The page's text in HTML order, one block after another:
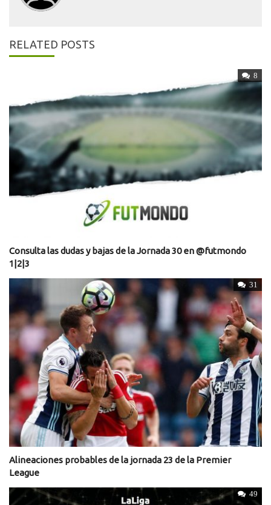
RELATED POSTS
8
Consulta las dudas y bajas de la Jornada 30 en @futmondo
1|2|3
31
Alineaciones probables de la jornada 23 de la Premier
League
49